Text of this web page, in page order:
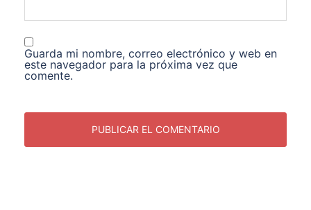
Guarda mi nombre, correo electrónico y web en
este navegador para la próxima vez que
comente.